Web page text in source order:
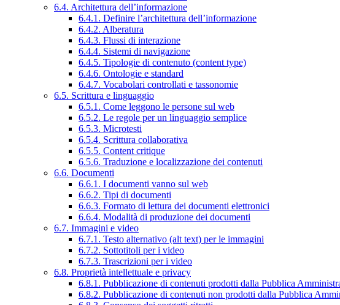
6.4. Architettura dell’informazione
6.4.1. Definire l’architettura dell’informazione
6.4.2. Alberatura
6.4.3. Flussi di interazione
6.4.4. Sistemi di navigazione
6.4.5. Tipologie di contenuto (content type)
6.4.6. Ontologie e standard
6.4.7. Vocabolari controllati e tassonomie
6.5. Scrittura e linguaggio
6.5.1. Come leggono le persone sul web
6.5.2. Le regole per un linguaggio semplice
6.5.3. Microtesti
6.5.4. Scrittura collaborativa
6.5.5. Content critique
6.5.6. Traduzione e localizzazione dei contenuti
6.6. Documenti
6.6.1. I documenti vanno sul web
6.6.2. Tipi di documenti
6.6.3. Formato di lettura dei documenti elettronici
6.6.4. Modalità di produzione dei documenti
6.7. Immagini e video
6.7.1. Testo alternativo (alt text) per le immagini
6.7.2. Sottotitoli per i video
6.7.3. Trascrizioni per i video
6.8. Proprietà intellettuale e privacy
6.8.1. Pubblicazione di contenuti prodotti dalla Pubblica
6.8.2. Pubblicazione di contenuti non prodotti dalla Pubblica